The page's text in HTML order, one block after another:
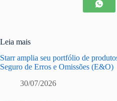
Leia mais
Starr amplia seu portfólio de
Seguro de Erros e Omissões (E&O)
30/07/2026